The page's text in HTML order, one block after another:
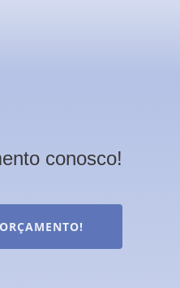
conosco!